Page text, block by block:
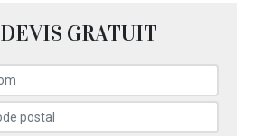
DEVIS GRATUIT